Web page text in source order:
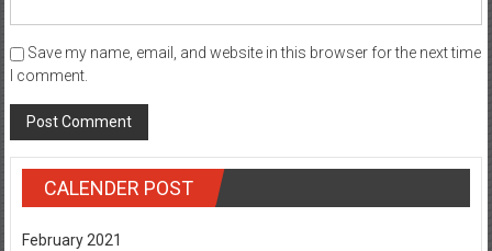
Save my name, email, and website in this browser for the next time
I comment.
CALENDER POST
February 2021